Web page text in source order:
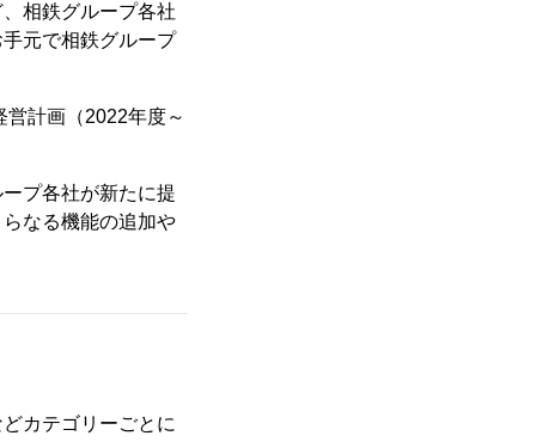
相鉄グループ各社
元で相鉄グループ
計画（2022年度～
プ各社が新たに提
なる機能の追加や
カテゴリーごとに